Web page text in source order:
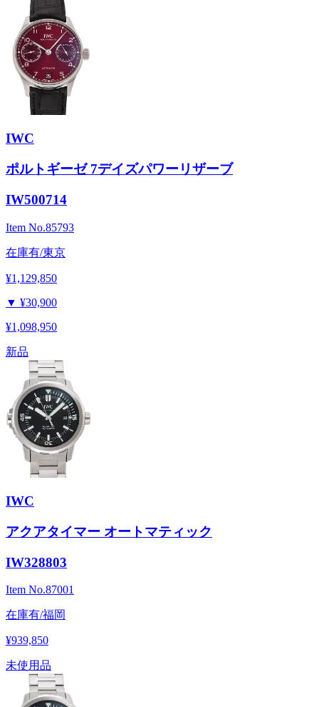
IWC
ポルトギーゼ 7デイズパワーリザーブ
IW500714
Item No.85793
在庫有/東京
¥1,129,850
▼ ¥30,900
¥1,098,950
新品
IWC
アクアタイマー オートマティック
IW328803
Item No.87001
在庫有/福岡
¥939,850
未使用品